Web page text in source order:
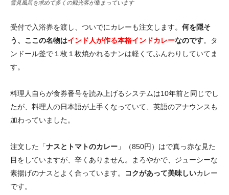
雪見風呂を求めて多くの観光客が集まっています
受付で入浴券を渡し、ついでにカレーも注文します。 何を隠そ
う、ここの名物はインド人が作る本格インドカレーなのです。タ
ンドール釜で１枚１枚焼かれるナンは軽くてふんわりしていてま
す。
料理人自らが食券番号を読み上げるシステムは10年前と同じでし
たが、料理人の日本語が上手くなっていて、英語のアナウンスも
加わっていました。
注文した「ナスとトマトのカレー 」（850円）はで真っ赤な見た
目をしていますが、辛くありません。まろやかで、ジューシーな
素揚げのナスとよく合っています。
コクがあって美味しいカレー
です。